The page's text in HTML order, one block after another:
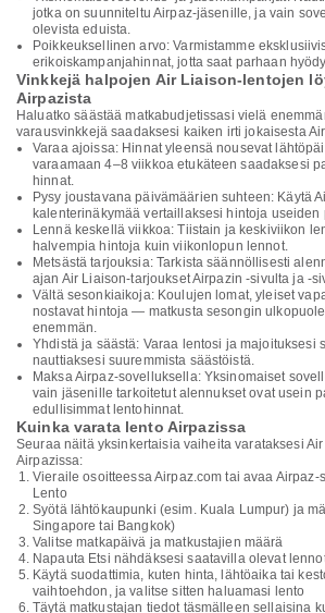
jotka on suunniteltu Airpaz-jäsenille, ja vain
olevista eduista.
Poikkeuksellinen arvo: Varmistamme
erikoiskampanjahinnat, jotta saat parhaan
Vinkkejä halpojen Air Liaison-lentojen
Airpazista
Haluatko säästää matkabudjetissasi vielä
varausvinkkejä saadaksesi kaiken irti jokaisesta
Varaa ajoissa: Hinnat yleensä nousevat
varaamaan 4–8 viikkoa etukäteen saadaksesi
hinnat.
Pysy joustavana päivämäärien suhteen: Käytä
kalenterinäkymää vertaillaksesi hintoja
Lennä keskellä viikkoa: Tiistain ja keskiviikon
halvempia hintoja kuin viikonlopun lennot.
Metsästä tarjouksia: Tarkista säännöllisesti
ajan Air Liaison-tarjoukset Airpazin -sivulta ja -
Vältä sesonkiaikoja: Koulujen lomat, yleiset
nostavat hintoja — matkusta sesongin
enemmän.
Yhdistä ja säästä: Varaa lentosi ja majoituksesi
nauttiaksesi suuremmista säästöistä.
Maksa Airpaz-sovelluksella: Yksinomaiset
vain jäsenille tarkoitetut alennukset ovat usein
edullisimmat lentohinnat.
Kuinka varata lento Airpazissa
Seuraa näitä yksinkertaisia vaiheita varataksesi
Airpazissa:
Vieraile osoitteessa Airpaz.com tai avaa Airpaz-
Lento
Syötä lähtökaupunki (esim. Kuala Lumpur) ja
Singapore tai Bangkok)
Valitse matkapäivä ja matkustajien määrä
Napauta Etsi nähdäksesi saatavilla olevat
Käytä suodattimia, kuten hinta, lähtöaika tai
vaihtoehdon, ja valitse sitten haluamasi lento
Täytä matkustajan tiedot täsmälleen sellaisina